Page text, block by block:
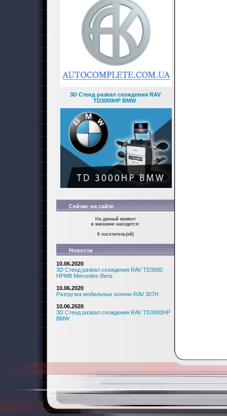
3D Стенд развал схождения RAV
TD3000HP BMW
Сейчас на сайте
На данный момент
в магазине находится:
6 посетитель(ей)
Новости
10.06.2020
3D Стенд развал схождения RAV TD3000
HPMB Mercedes-Benz
10.06.2020
Разгрузка мобильных колонн RAV 307H
10.06.2020
3D Стенд развал схождения RAV TD3000HP
BMW